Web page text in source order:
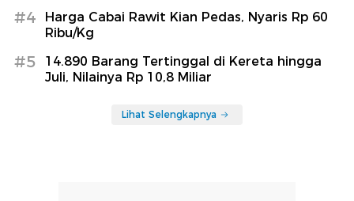
#4
Harga Cabai Rawit Kian Pedas, Nyaris Rp 60
Ribu/Kg
#5
14.890 Barang Tertinggal di Kereta hingga
Juli, Nilainya Rp 10,8 Miliar
Lihat Selengkapnya